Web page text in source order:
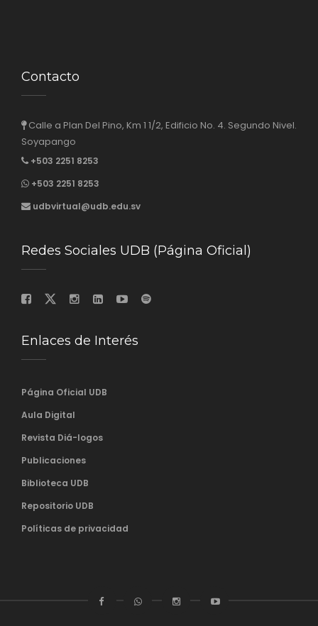
Contacto
Calle a Plan Del Pino, Km 1 1/2, Edificio No. 4. Segundo Nivel.
Soyapango
+503 2251 8253
+503 2251 8253
udbvirtual@udb.edu.sv
Redes Sociales UDB (Página Oficial)
Enlaces de Interés
Página Oficial UDB
Aula Digital
Revista Diá-logos
Publicaciones
Biblioteca UDB
Repositorio UDB
Políticas de privacidad